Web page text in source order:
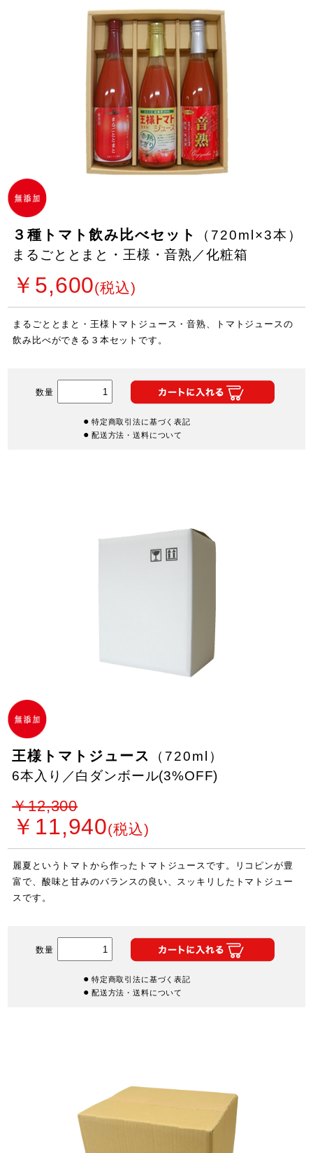
３種トマト飲み比べセット
（720ml×3本）
まるごととまと・王様・音熟／化粧箱
￥5,600(税込)
まるごととまと・王様トマトジュース・音熟、トマトジュースの
飲み比べができる３本セットです。
数量
特定商取引法に基づく表記
配送方法・送料について
王様トマトジュース
（720ml）
6本入り／白ダンボール(3%OFF)
￥12,300
￥11,940(税込)
麗夏というトマトから作ったトマトジュースです。リコピンが豊
富で、酸味と甘みのバランスの良い、スッキリしたトマトジュー
スです。
数量
特定商取引法に基づく表記
配送方法・送料について